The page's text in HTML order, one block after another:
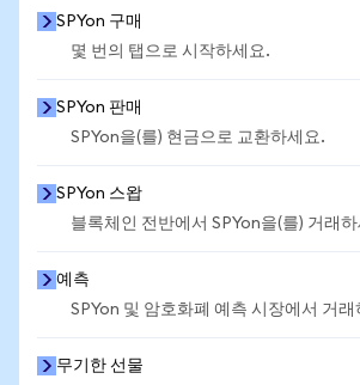
SPYon 구매
몇 번의 탭으로 시작하세요.
SPYon 판매
SPYon을(를) 현금으로 교환하세요.
SPYon 스왑
블록체인 전반에서 SPYon을(를) 거래
예측
SPYon 및 암호화폐 예측 시장에서 거래
무기한 선물